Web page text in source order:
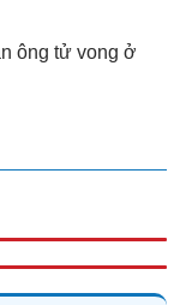
ông tử vong ở